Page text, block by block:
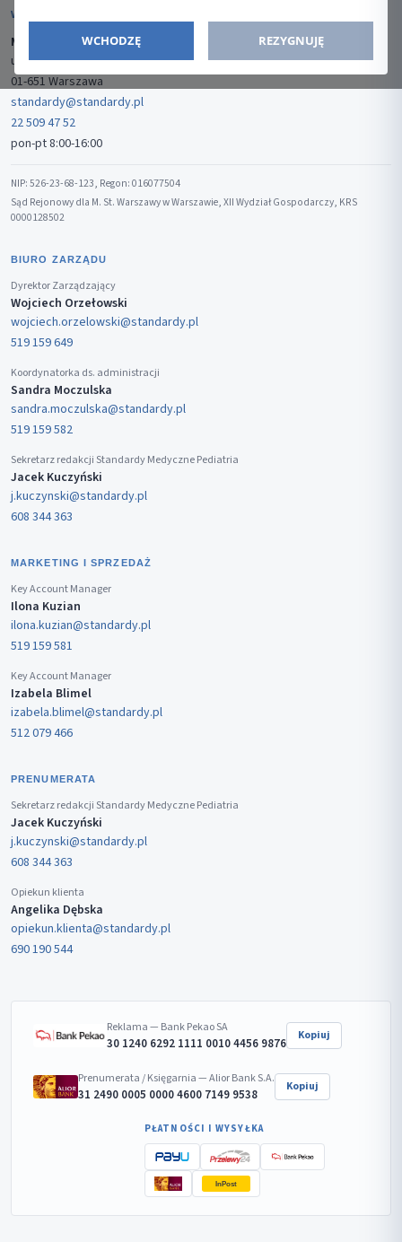
WCHODZĘ REZYGNUJĘ
WYDAWCA
Media-Press Sp. z o.o.
ul. Gwiaździsta 7B/8
01-651 Warszawa
standardy@standardy.pl
22 509 47 52
pon-pt 8:00-16:00
NIP: 526-23-68-123, Regon: 016077504
Sąd Rejonowy dla M. St. Warszawy w Warszawie, XII Wydział Gospodarczy, KRS
0000128502
BIURO ZARZĄDU
Dyrektor Zarządzający
Wojciech Orzełowski
wojciech.orzelowski@standardy.pl
519 159 649
Koordynatorka ds. administracji
Sandra Moczulska
sandra.moczulska@standardy.pl
519 159 582
Sekretarz redakcji Standardy Medyczne Pediatria
Jacek Kuczyński
j.kuczynski@standardy.pl
608 344 363
MARKETING I SPRZEDAŻ
Key Account Manager
Ilona Kuzian
ilona.kuzian@standardy.pl
519 159 581
Key Account Manager
Izabela Blimel
izabela.blimel@standardy.pl
512 079 466
PRENUMERATA
Sekretarz redakcji Standardy Medyczne Pediatria
Jacek Kuczyński
j.kuczynski@standardy.pl
608 344 363
Opiekun klienta
Angelika Dębska
opiekun.klienta@standardy.pl
690 190 544
Reklama — Bank Pekao SA
30 1240 6292 1111 0010 4456 9876 Kopiuj
Prenumerata / Księgarnia — Alior Bank S.A.
31 2490 0005 0000 4600 7149 9538 Kopiuj
PŁATNOŚCI I WYSYŁKA
InPost